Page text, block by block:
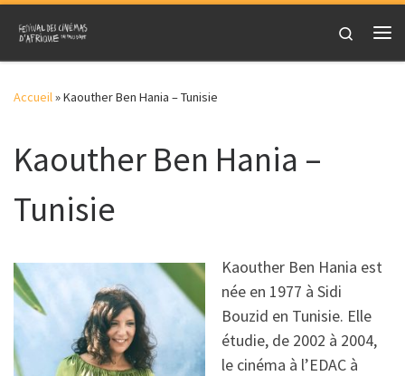
Skip to content
Search
Accueil»Kaouther Ben Hania – Tunisie
Kaouther Ben Hania –
Tunisie
Kaouther Ben Hania est
née en 1977 à Sidi
Bouzid en Tunisie. Elle
étudie, de 2002 à 2004,
le cinéma à l’EDAC à